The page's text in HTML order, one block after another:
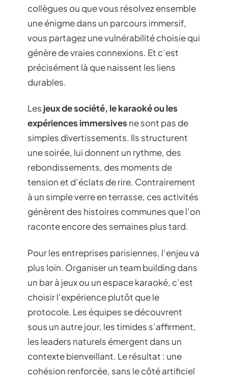
collègues ou que vous résolvez ensemble
une énigme dans un parcours immersif,
vous partagez une vulnérabilité choisie qui
génère de vraies connexions. Et c’est
précisément là que naissent les liens
durables.
Les jeux de société, le karaoké ou les
expériences immersives ne sont pas de
simples divertissements. Ils structurent
une soirée, lui donnent un rythme, des
rebondissements, des moments de
tension et d’éclats de rire. Contrairement
à un simple verre en terrasse, ces activités
génèrent des histoires communes que l’on
raconte encore des semaines plus tard.
Pour les entreprises parisiennes, l’enjeu va
plus loin. Organiser un team building dans
un bar à jeux ou un espace karaoké, c’est
choisir l’expérience plutôt que le
protocole. Les équipes se découvrent
sous un autre jour, les timides s’affirment,
les leaders naturels émergent dans un
contexte bienveillant. Le résultat : une
cohésion renforcée, sans le côté artificiel